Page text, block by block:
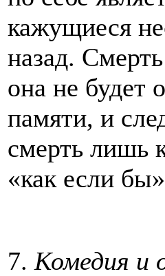
кажущиеся
назад.
она не будет
памяти, и
смерть лишь
«как если
7. Комедия и